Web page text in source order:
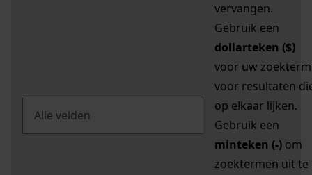
vervangen.
Gebruik een
dollarteken ($)
voor uw zoekterm
voor resultaten
op elkaar lijken.
Gebruik een
minteken (-) om
zoektermen uit te